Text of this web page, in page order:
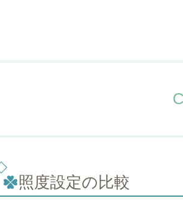
照度設定の比較